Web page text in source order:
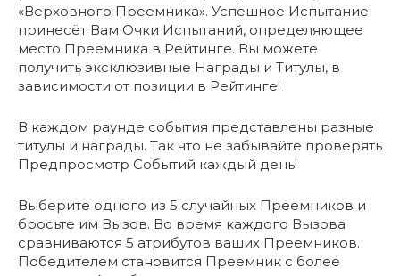
«Верховного Преемника». Успешное Испытание
принесёт Вам Очки Испытаний, определяющее
место Преемника в Рейтинге. Вы можете
получить эксклюзивные Награды и Титулы, в
зависимости от позиции в Рейтинге!
В каждом раунде события представлены разные
титулы и награды. Так что не забывайте проверять
Предпросмотр Событий каждый день!
Выберите одного из 5 случайных Преемников и
бросьте им Вызов. Во время каждого Вызова
сравниваются 5 атрибутов ваших Преемников.
Победителем становится Преемник с более